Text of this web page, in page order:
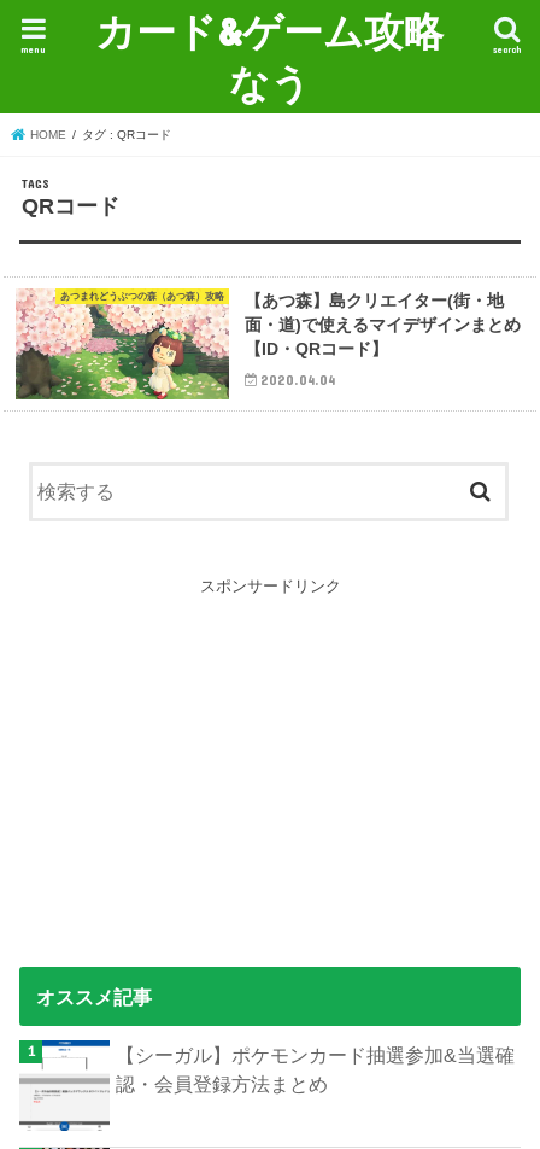
カード&ゲーム攻略
なう
search
menu
HOME タグ : QRコード
QRコード
あつまれどうぶつの森（あつ森）攻略
【あつ森】島クリエイター(街・地
面・道)で使えるマイデザインまとめ
【ID・QRコード】
2020.04.04
スポンサードリンク
オススメ記事
【シーガル】ポケモンカード抽選参加&当選確
認・会員登録方法まとめ